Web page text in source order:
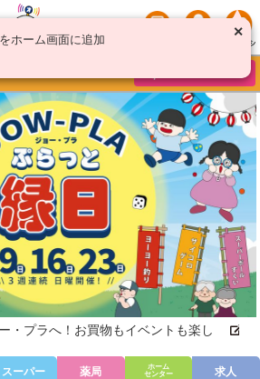
・プラへ！お買物もイベントも楽し
スーパー 薬局
ホーム
センター
求人
✕
をホーム画面に追加